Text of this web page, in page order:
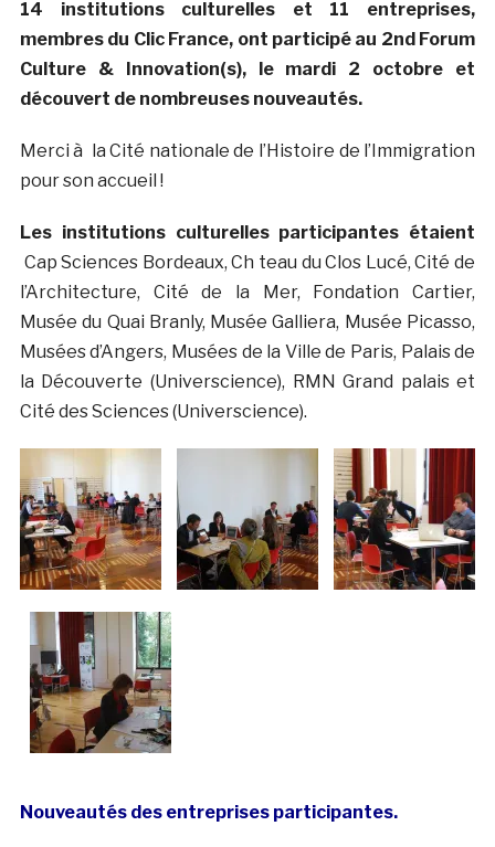
14 institutions culturelles et 11 entreprises,
membres du Clic France, ont participé au 2nd Forum
Culture & Innovation(s), le mardi 2 octobre et
découvert de nombreuses nouveautés.
Merci à la Cité nationale de l’Histoire de l’Immigration
pour son accueil !
Les institutions culturelles participantes étaient
Cap Sciences Bordeaux, Ch teau du Clos Lucé, Cité de
l’Architecture, Cité de la Mer, Fondation Cartier,
Musée du Quai Branly, Musée Galliera, Musée Picasso,
Musées d’Angers, Musées de la Ville de Paris, Palais de
la Découverte (Universcience), RMN Grand palais et
Cité des Sciences (Universcience).
Nouveautés des entreprises participantes.